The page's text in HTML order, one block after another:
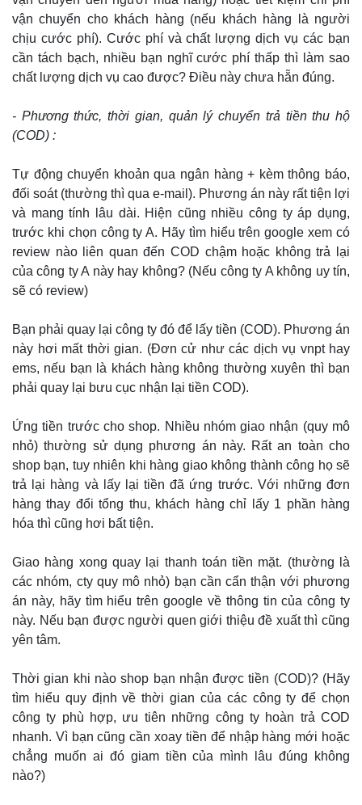
vận chuyển cho khách hàng (nếu khách hàng là người
chịu cước phí). Cước phí và chất lượng dịch vụ các bạn
cần tách bạch, nhiều bạn nghĩ cước phí thấp thì làm sao
chất lượng dịch vụ cao được? Điều này chưa hẵn đúng.
- Phương thức, thời gian, quản lý chuyển trả tiền thu hộ
(COD) :
Tự động chuyển khoản qua ngân hàng + kèm thông báo,
đối soát (thường thì qua e-mail). Phương án này rất tiện lợi
và mang tính lâu dài. Hiện cũng nhiều công ty áp dụng,
trước khi chọn công ty A. Hãy tìm hiểu trên google xem có
review nào liên quan đến COD chậm hoặc không trả lại
của công ty A này hay không? (Nếu công ty A không uy tín,
sẽ có review)
Bạn phải quay lại công ty đó để lấy tiền (COD). Phương án
này hơi mất thời gian. (Đơn cử như các dịch vụ vnpt hay
ems, nếu bạn là khách hàng không thường xuyên thì bạn
phải quay lại bưu cục nhận lại tiền COD).
Ứng tiền trước cho shop. Nhiều nhóm giao nhận (quy mô
nhỏ) thường sử dụng phương án này. Rất an toàn cho
shop bạn, tuy nhiên khi hàng giao không thành công họ sẽ
trả lại hàng và lấy lại tiền đã ứng trước. Với những đơn
hàng thay đổi tổng thu, khách hàng chỉ lấy 1 phần hàng
hóa thì cũng hơi bất tiện.
Giao hàng xong quay lại thanh toán tiền mặt. (thường là
các nhóm, cty quy mô nhỏ) bạn cần cẩn thận với phương
án này, hãy tìm hiểu trên google về thông tin của công ty
này. Nếu bạn được người quen giới thiệu đề xuất thì cũng
yên tâm.
Thời gian khi nào shop bạn nhận được tiền (COD)? (Hãy
tìm hiểu quy định về thời gian của các công ty để chọn
công ty phù hợp, ưu tiên những công ty hoàn trả COD
nhanh. Vì bạn cũng cần xoay tiền để nhập hàng mới hoặc
chẳng muốn ai đó giam tiền của mình lâu đúng không
nào?)